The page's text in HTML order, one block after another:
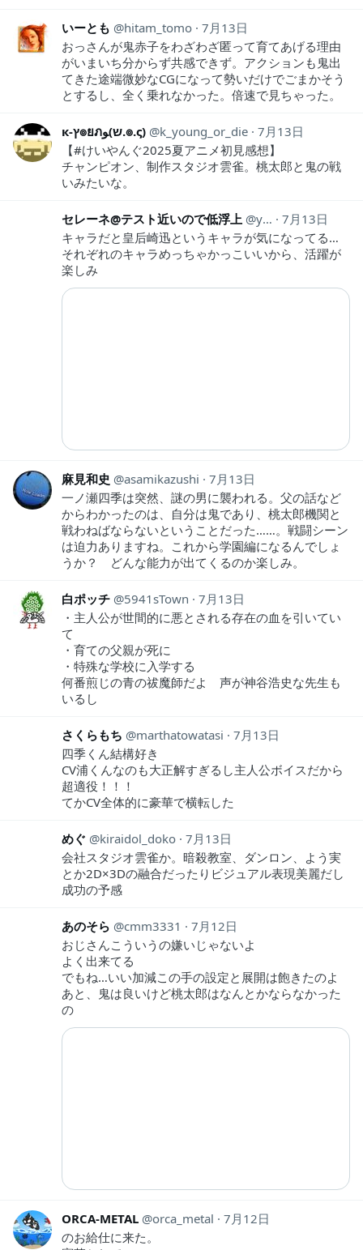
いーとも hitam_tomo 7月13日
おっさんが鬼赤子をわざわざ匿って育てあげる理由
がいまいち分からず共感できず。アクションも鬼出
てきた途端微妙なCGになって勢いだけでごまかそう
とするし、全く乗れなかった。倍速で見ちゃった。
к-ץ๏ยภﻮ(ש.๏.ς) k_young_or_die 7月13日
【#けいやんぐ2025夏アニメ初見感想】
チャンピオン、制作スタジオ雲雀。桃太郎と鬼の戦
いみたいな。
セレーネ@テスト近いので低浮上 yh_ed19799
7月13日
キャラだと皇后崎迅というキャラが気になってる…
それぞれのキャラめっちゃかっこいいから、活躍が
楽しみ
麻見和史 asamikazushi
7月13日
一ノ瀬四季は突然、謎の男に襲われる。父の話など
からわかったのは、自分は鬼であり、桃太郎機関と
戦わねばならないということだった……。戦闘シーン
は迫力ありますね。これから学園編になるんでしょ
うか？ どんな能力が出てくるのか楽しみ。
白ポッチ 5941sTown
7月13日
・主人公が世間的に悪とされる存在の血を引いてい
て
・育ての父親が死に
・特殊な学校に入学する
何番煎じの青の祓魔師だよ 声が神谷浩史な先生も
いるし
さくらもち marthatowatasi
7月13日
四季くん結構好き
CV浦くんなのも大正解すぎるし主人公ボイスだから
超適役！！！
てかCV全体的に豪華で横転した
めぐ kiraidol_doko 7月13日
会社スタジオ雲雀か。暗殺教室、ダンロン、よう実
とか2D×3Dの融合だったりビジュアル表現美麗だし
成功の予感
あのそら cmm3331
7月12日
おじさんこういうの嫌いじゃないよ
よく出来てる
でもね…いい加減この手の設定と展開は飽きたのよ
あと、鬼は良いけど桃太郎はなんとかならなかった
の
ORCA-METAL orca_metal
7月12日
のお給仕に来た。